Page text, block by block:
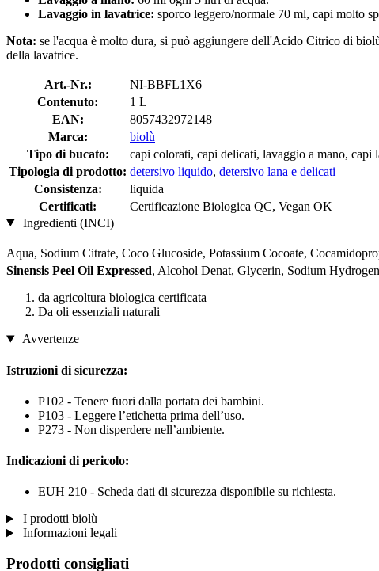
Lavaggio in lavatrice: sporco leggero/normale 70 ml, capi molto
Nota: se l'acqua è molto dura, si può aggiungere dell'Acido Citrico di
della lavatrice.
Art.-Nr.:
NI-BBFL1X6
Contenuto:
1 L
EAN:
8057432972148
Marca:
biolù
Tipo di bucato:
capi colorati, capi delicati, lavaggio a mano, capi
Tipologia di prodotto: detersivo liquido, detersivo lana e delicati
Consistenza:
liquida
Certificati:
Certificazione Biologica QC, Vegan OK
Ingredienti (INCI)
Aqua, Sodium Citrate, Coco Glucoside, Potassium Cocoate,
Sinensis Peel Oil Expressed, Alcohol Denat, Glycerin, Sodium
da agricoltura biologica certificata
Da oli essenziali naturali
Avvertenze
Istruzioni di sicurezza:
P102 - Tenere fuori dalla portata dei bambini.
P103 - Leggere l’etichetta prima dell’uso.
P273 - Non disperdere nell’ambiente.
Indicazioni di pericolo:
EUH 210 - Scheda dati di sicurezza disponibile su richiesta.
I prodotti biolù
Informazioni legali
Prodotti consigliati